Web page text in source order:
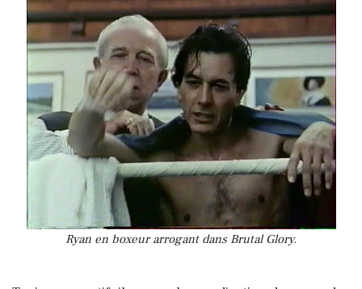
Ryan en boxeur arrogant dans Brutal Glory.